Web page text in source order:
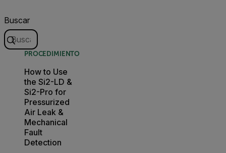
Buscar
PROCEDIMIENTO
How to Use
the Si2-LD &
Si2-Pro for
Pressurized
Air Leak &
Mechanical
Fault
Detection